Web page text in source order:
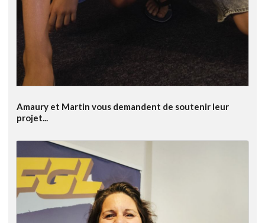
Amaury et Martin vous demandent de soutenir leur
projet...